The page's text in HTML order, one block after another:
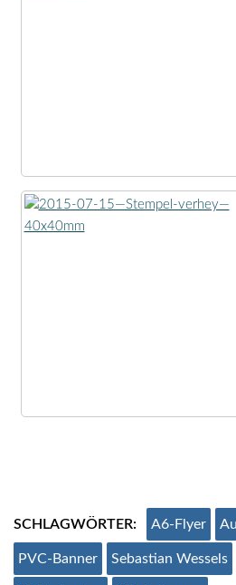
SCHLAGWÖRTER: A6-Flyer
PVC-Banner Sebastian Wessels